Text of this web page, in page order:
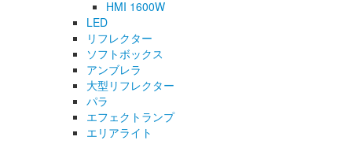
HMI 1600W
LED
リフレクター
ソフトボックス
アンブレラ
大型リフレクター
パラ
エフェクトランプ
エリアライト